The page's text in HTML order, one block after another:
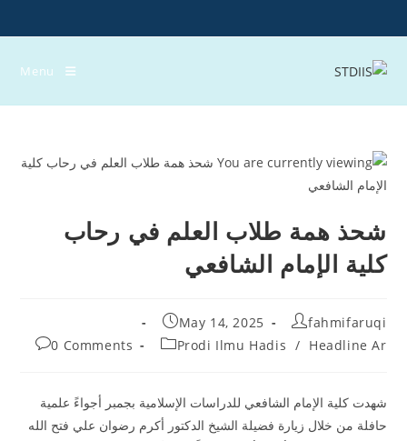
to
content
Menu
شحذ همة طلاب العلم في رحاب
كلية الإمام الشافعي
Post
author:
fahmifaruqi
Post
published:
May 14, 2025
Post
Prodi Ilmu Hadis / Headline Ar
Post
0 Comments
شهدت كلية الإمام الشافعي للدراسات الإسلامية بجمبر أجواءً علمية
حافلة من خلال زيارة فضيلة الشيخ الدكتور أكرم رضوان علي فتح الله